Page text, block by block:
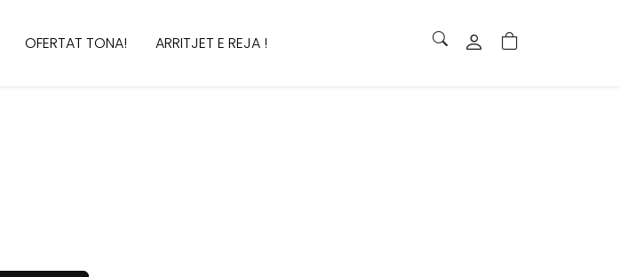
OFERTAT TONA! ARRITJET E REJA !